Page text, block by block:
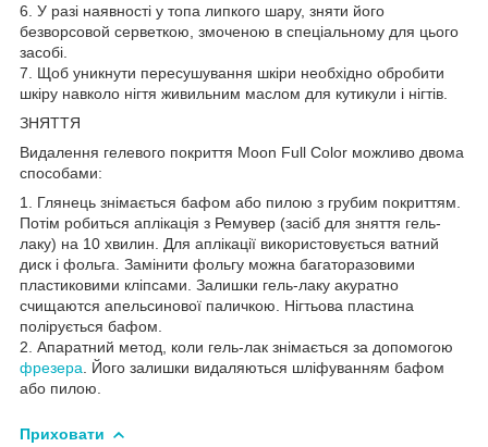
6. У разі наявності у топа липкого шару, зняти його
безворсовой серветкою, змоченою в спеціальному для цього
засобі.
7. Щоб уникнути пересушування шкіри необхідно обробити
шкіру навколо нігтя живильним маслом для кутикули і нігтів.
ЗНЯТТЯ
Видалення гелевого покриття Moon Full Color можливо двома
способами:
1. Глянець знімається бафом або пилою з грубим покриттям.
Потім робиться аплікація з Ремувер (засіб для зняття гель-
лаку) на 10 хвилин. Для аплікації використовується ватний
диск і фольга. Замінити фольгу можна багаторазовими
пластиковими кліпсами. Залишки гель-лаку акуратно
счищаются апельсинової паличкою. Нігтьова пластина
полірується бафом.
2. Апаратний метод, коли гель-лак знімається за допомогою
фрезера . Його залишки видаляються шліфуванням бафом
або пилою.
Приховати